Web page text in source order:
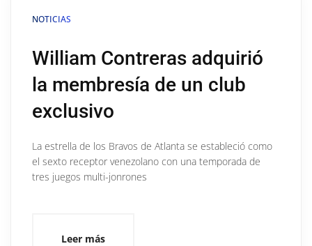
NOTICIAS
William Contreras adquirió
la membresía de un club
exclusivo
La estrella de los Bravos de Atlanta se estableció como
el sexto receptor venezolano con una temporada de
tres juegos multi-jonrones
Leer más